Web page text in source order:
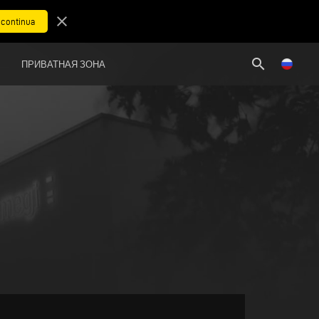
close
ПРИВАТНАЯ ЗОНА search